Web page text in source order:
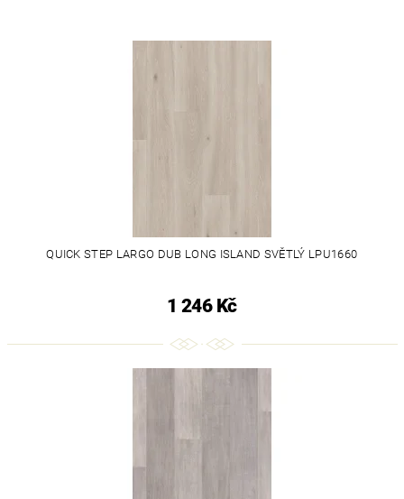
QUICK STEP LARGO DUB LONG ISLAND SVĚTLÝ LPU1660
1 246 Kč